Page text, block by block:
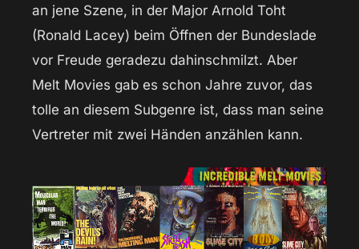
an jene Szene, in der Major Arnold Toht
(Ronald Lacey) beim Öffnen der Bundeslade
vor Freude geradezu dahinschmilzt. Aber
Melt Movies gab es schon Jahre zuvor, das
tolle an diesem Subgenre ist, dass man seine
Vertreter mit zwei Händen anzählen kann.